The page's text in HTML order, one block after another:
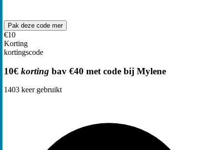
Pak deze code mer
€10
Korting
kortingscode
10€ korting bav €40 met code bij Mylene
1403 keer gebruikt